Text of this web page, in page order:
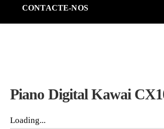
CONTACTE-NOS
Piano Digital Kawai
Loading...